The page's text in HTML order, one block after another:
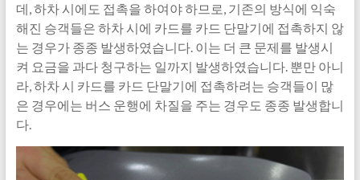
데, 하차 시에도 접촉을 하여야 하므로, 기존의 방식에 익숙
해진 승객들은 하차 시에 카드를 카드 단말기에 접촉하지 않
는 경우가 종종 발생하였습니다. 이는 더 큰 문제를 발생시
켜 요금을 과다 청구하는 일까지 발생하였습니다. 뿐만 아니
라, 하차 시 카드를 카드 단말기에 접촉하려는 승객들이 많
은 경우에는 버스 운행에 차질을 주는 경우도 종종 발생합니
다.